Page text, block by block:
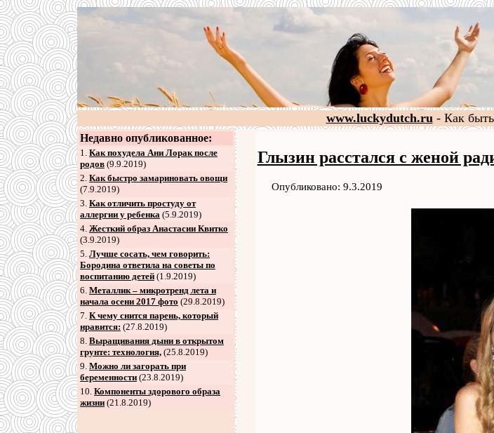
www.luckydutch.ru- Как
Недавно опубликованное:
1. Как похудела Ани Лорак после
родов (9.9.2019)
2. Как быстро замариновать овощи
(7.9.2019)
3. Как отличить простуду от
аллергии у ребенка (5.9.2019)
4. Жесткий образ Анастасии Квитко
(3.9.2019)
5. Лучше сосать, чем говорить:
Бородина ответила на советы по
воспитанию детей (1.9.2019)
6. Металлик – микротренд лета и
начала осени 2017 фото (29.8.2019)
7. К чему снится парень, который
нравится: (27.8.2019)
8. Выращивания дыни в открытом
грунте: технология, (25.8.2019)
9. Можно ли загорать при
беременности (23.8.2019)
10. Компоненты здорового образа
жизни (21.8.2019)
Глызин расстался с женой
Опубликовано: 9.3.2019